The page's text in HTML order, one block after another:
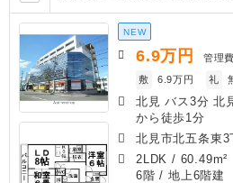
NEW
6.9万円 管理費
敷
6.9万円 礼
北見 バス3分 北
から徒歩1分
北見市北五条東3
2LDK / 60.49m²
6階 / 地上6階建